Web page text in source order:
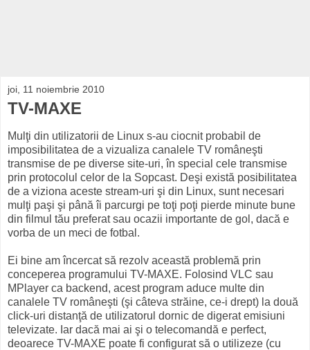
joi, 11 noiembrie 2010
TV-MAXE
Mulţi din utilizatorii de Linux s-au ciocnit probabil de
imposibilitatea de a vizualiza canalele TV româneşti
transmise de pe diverse site-uri, în special cele transmise
prin protocolul celor de la Sopcast. Deşi există posibilitatea
de a viziona aceste stream-uri şi din Linux, sunt necesari
mulţi paşi şi până îi parcurgi pe toţi poţi pierde minute bune
din filmul tău preferat sau ocazii importante de gol, dacă e
vorba de un meci de fotbal.
Ei bine am încercat să rezolv această problemă prin
conceperea programului TV-MAXE. Folosind VLC sau
MPlayer ca backend, acest program aduce multe din
canalele TV româneşti (şi câteva străine, ce-i drept) la două
click-uri distanţă de utilizatorul dornic de digerat emisiuni
televizate. Iar dacă mai ai şi o telecomandă e perfect,
deoarece TV-MAXE poate fi configurat să o utilizeze (cu